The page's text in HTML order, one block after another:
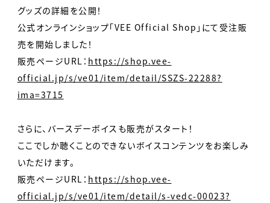
グッズの詳細を公開！
公式オンラインショップ「VEE Official Shop」にて受注販
売を開始しました！
販売ページURL： https://shop.vee-
official.jp/s/ve01/item/detail/SSZS-22288?
ima=3715
さらに、バースデーボイスも販売がスタート！
ここでしか聴くことのできないボイスコンテンツをお楽しみ
いただけます。
販売ページURL： https://shop.vee-
official.jp/s/ve01/item/detail/s-vedc-00023?